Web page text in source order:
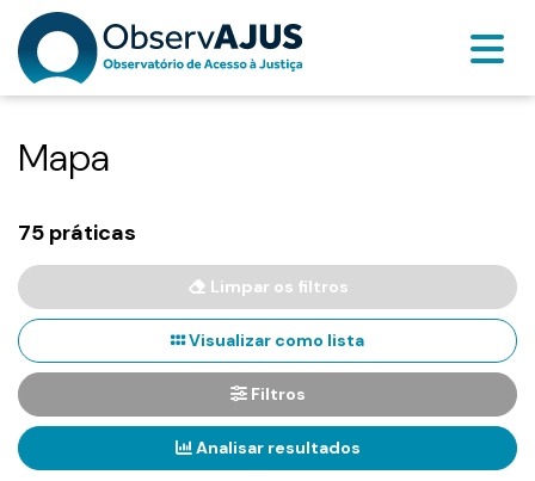
Mapa
75 práticas
Limpar os filtros
Visualizar como lista
Filtros
Analisar resultados